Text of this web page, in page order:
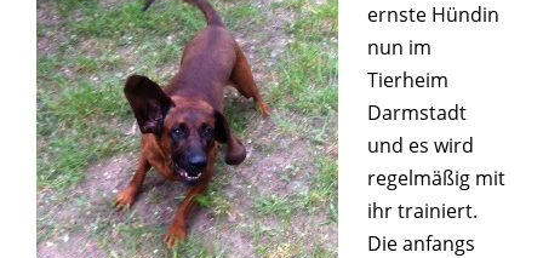
ernste Hündin
nun im
Tierheim
Darmstadt
und es wird
regelmäßig mit
ihr trainiert.
Die anfangs